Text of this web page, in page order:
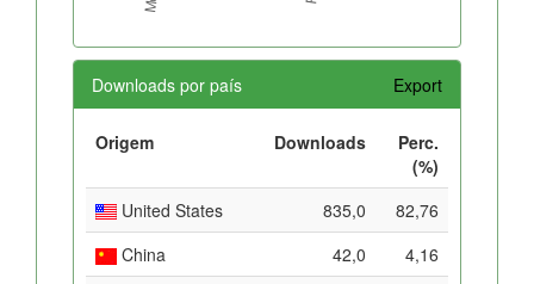
Downloads por país Export
Origem Downloads
Perc.
(%)
United States
835,0
82,76
China
42,0
4,16